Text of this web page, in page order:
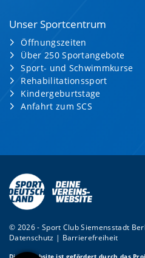
Unser Sportcentrum
Öffnungszeiten
Über 250 Sportangebote
Sport- und Schwimmkurse
Rehabilitationssport
Kindergeburtstage
Anfahrt zum SCS
© 2026 - Sport Club Siemensstadt
Datenschutz | Barrierefreiheit
Diese Website ist gefördert durch das